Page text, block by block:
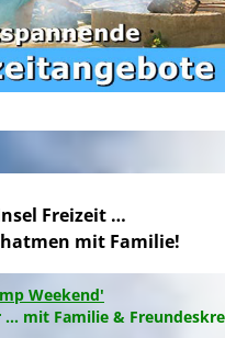
Freizeit …
mit Familie!
Weekend'
mit Familie &